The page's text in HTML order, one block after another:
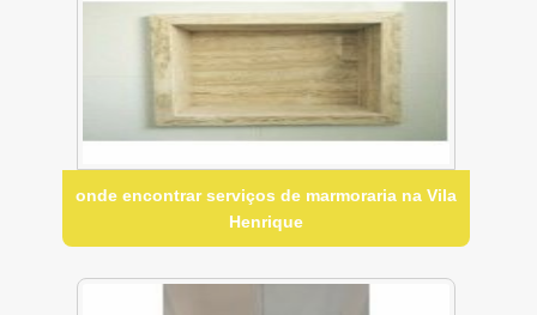
onde encontrar serviços de marmoraria na Vila
Henrique